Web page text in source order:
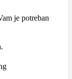
je potreban